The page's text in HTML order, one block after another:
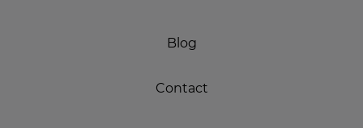
Blog
Contact